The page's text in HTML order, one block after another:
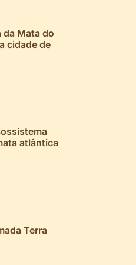
da Mata do
cidade de
atlântica
Terra